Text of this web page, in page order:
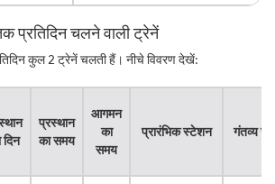
प्रतिदिन चलने वाली ट्रेनें
कुल 2 ट्रेनें चलती हैं। नीचे विवरण देखें:
दिन
प्रस्थान
का समय
आगमन
का
समय
प्रारंभिक स्टेशन गंतव्य